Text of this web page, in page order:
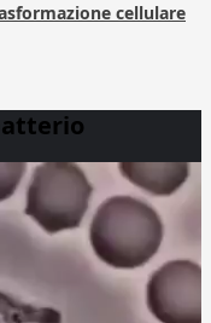
cellulare